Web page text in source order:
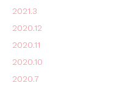
2021.3
2020.12
2020.11
2020.10
2020.7